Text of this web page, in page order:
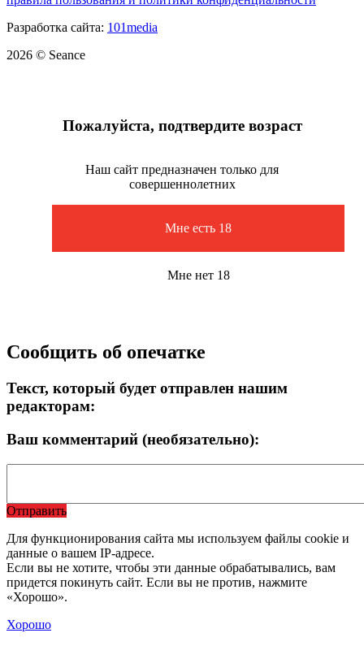
Разработка сайта: 101media
2026 © Seance
Пожалуйста, подтвердите возраст
Наш сайт предназначен только для
совершеннолетних
Мне есть 18
Мне нет 18
Сообщить об опечатке
Текст, который будет отправлен нашим
редакторам:
Ваш комментарий (необязательно):
Отправить
Для функционирования сайта мы используем файлы cookie и
данные о вашем IP-адресе.
Если вы не хотите, чтобы эти данные обрабатывались, вам
придется покинуть сайт. Если вы не против, нажмите
«Хорошо».
Хорошо